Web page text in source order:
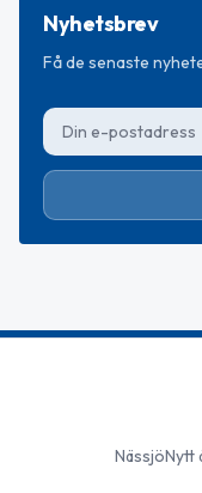
Nyhetsbrev
Få de senaste
NässjöNytt